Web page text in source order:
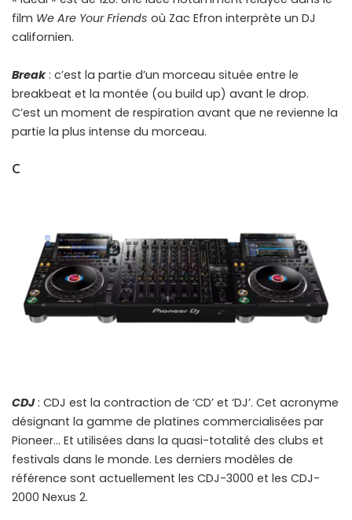
film We Are Your Friends où Zac Efron interprète un DJ
californien.
Break: c’est la partie d’un morceau située entre le
breakbeat et la montée (ou build up) avant le drop.
C’est un moment de respiration avant que ne revienne la
partie la plus intense du morceau.
C
CDJ: CDJ est la contraction de ‘CD’ et ‘DJ’. Cet acronyme
désignant la gamme de platines commercialisées par
Pioneer… Et utilisées dans la quasi-totalité des clubs et
festivals dans le monde. Les derniers modèles de
référence sont actuellement les CDJ-3000 et les CDJ-
2000 Nexus 2.